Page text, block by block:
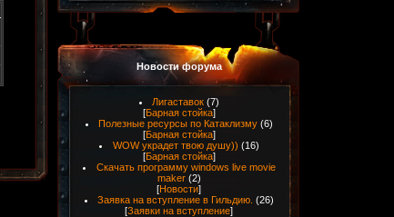
Новости форума
Лигаставок (7)
[Барная стойка]
Полезные ресурсы по Катаклизму (6)
[Барная стойка]
WOW украдет твою душу)) (16)
[Барная стойка]
Скачать программу windows live movie
maker (2)
[Новости]
Заявка на вступление в Гильдию. (26)
[Заявки на вступление]